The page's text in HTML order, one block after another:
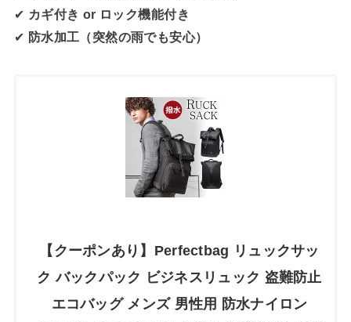
✔ カギ付き or ロック機能付き
✔ 防水加工（突然の雨でも安心）
【クーポンあり】Perfectbag リュックサッ
ク バックパック ビジネスリュック 盗難防止
エコバッグ メンズ 男性用 防水ナイロン